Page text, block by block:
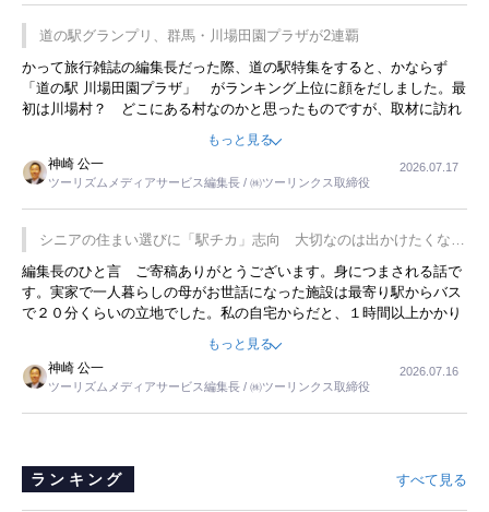
道の駅グランプリ、群馬・川場田園プラザが2連覇
かって旅行雑誌の編集長だった際、道の駅特集をすると、かならず
「道の駅 川場田園プラザ」 がランキング上位に顔をだしました。最
初は川場村？ どこにある村なのかと思ったものですが、取材に訪れ
永井 彰一社長にインタビューしたら、興味深い話が次々が飛び出しま
した。プレゼンも巧みで、今でも思い出すことが２つあります。一つ
は、従業員に東京ディズニーランドを見学させ、サービス業、接客業
の何かを理解してもらっていることです。 もう一つは1800円もする
プレミアムヨーグルトを販売するにあたり、社内に懸念もあったそう
です。永井社長は、駐車場に都内ナンバーの高級外車が停まっている
ことに目をつけ、高級商品でも売れると確信したそうです。今回の記
事を懐かしく読みました。
もっと見る
神崎 公一
ツーリズムメディアサービス編集長 / ㈱ツーリンクス取締役
2026.07.17
シニアの住まい選びに「駅チカ」志向 大切なのは出かけたくなる
暮らし
編集長のひと言 ご寄稿ありがとうございます。身につまされる話で
す。実家で一人暮らしの母がお世話になった施設は最寄り駅からバス
で２０分くらいの立地でした。私の自宅からだと、１時間以上かかり
ました。母の住まいから近いという理由で、その施設を選択したので
すが、私と妹にとっては、半日仕事ででした。シニアの住まい選び
は、当人だけではなく、世話をする家族の足の便も考えない外池ない
と思いました。
もっと見る
神崎 公一
ツーリズムメディアサービス編集長 / ㈱ツーリンクス取締役
2026.07.16
ランキング すべて見る